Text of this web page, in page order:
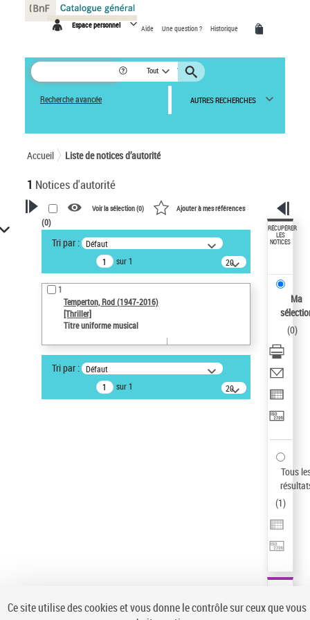
Espace personnel Aide Une question ? Historique
Tout
Recherche avancée AUTRES RECHERCHES
Accueil Liste de notices d’autorité
1 Notices d'autorité
VOTRE RECHERCHE
Recherche avancée dans les
notices d’autorité
Œuvres liées à l'auteur :
Temperton, Rod (1947-2016)
Type de notice d'autorité
Type de notice d'autorité
Voir la sélection (0) Ajouter à mes références
(0)
Tri par : Défaut
sur 1
20
résultats/page
1
Temperton, Rod (1947-2016)
[Thriller]
Titre uniforme musical
Tri par : Défaut
sur 1
20
résultats/page
RÉCUPÉRER
LES
NOTICES
Ma
(0)
Tous
(1)
Panneau de gestion des cookies
Ce site utilise des cookies et vous donne le contrôle sur ceux que vous